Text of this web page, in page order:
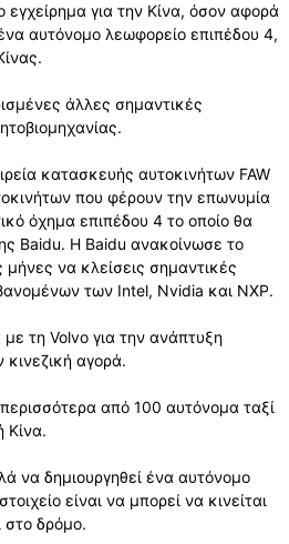
εγχείρημα για την Κίνα, όσον αφορά
αυτόνομο λεωφορείο επιπέδου 4,
άλλες σημαντικές
κατασκευής αυτοκινήτων FAW
που φέρουν την επωνυμία
όχημα επιπέδου 4 το οποίο θα
Baidu. Η Baidu ανακοίνωσε το
να κλείσεις σημαντικές
των Intel, Nvidia και NXP.
τη Volvo για την ανάπτυξη
αγορά.
από 100 αυτόνομα ταξί
Κίνα.
να δημιουργηθεί ένα αυτόνομο
είναι να μπορεί να κινείται
στο δρόμο.